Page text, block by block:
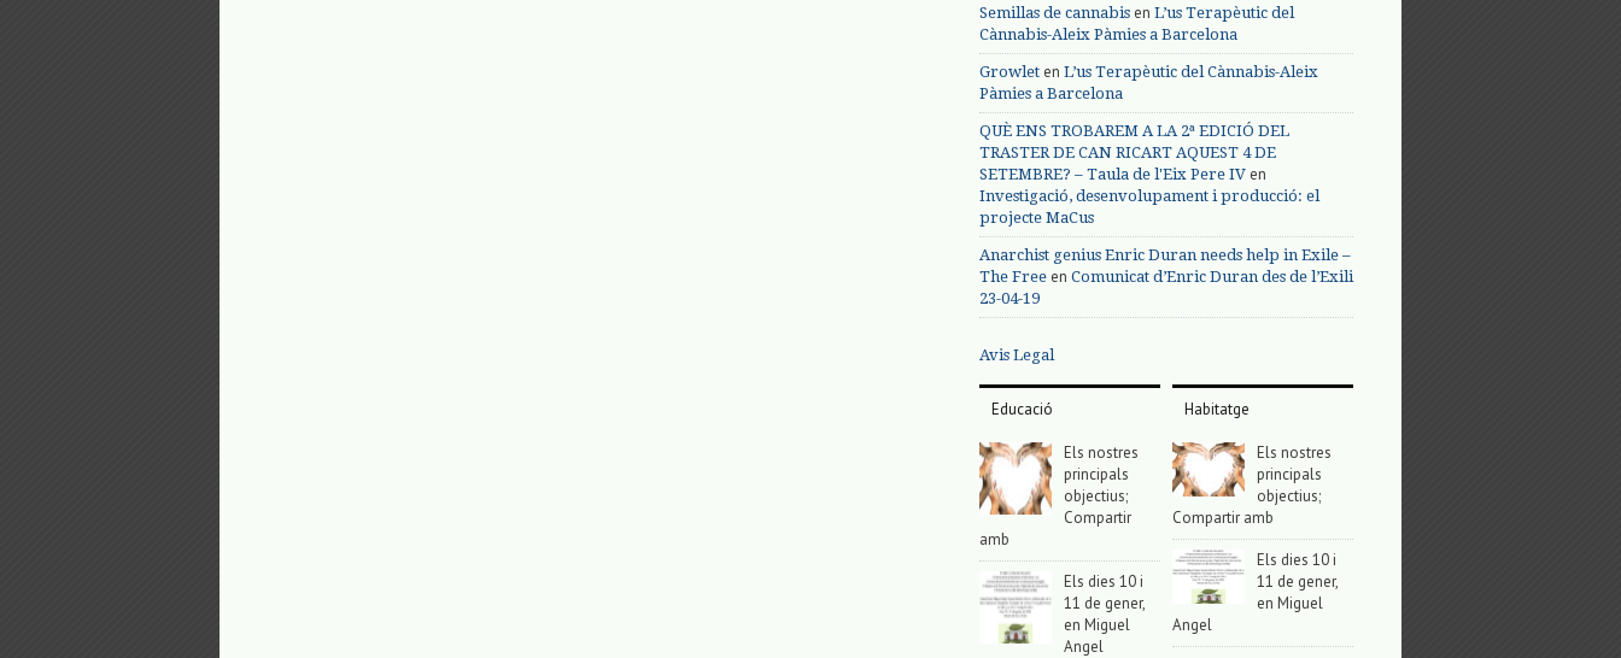
Semillas de cannabis en L’us Terapèutic del
Cànnabis-Aleix Pàmies a Barcelona
Growlet en L’us Terapèutic del Cànnabis-Aleix
Pàmies a Barcelona
QUÈ ENS TROBAREM A LA 2ª EDICIÓ DEL
TRASTER DE CAN RICART AQUEST 4 DE
SETEMBRE? – Taula de l'Eix Pere IV en
Investigació, desenvolupament i producció: el
projecte MaCus
Anarchist genius Enric Duran needs help in Exile –
The Free en Comunicat d’Enric Duran des de l’Exili
23-04-19
Avis Legal
Educació
Els nostres
principals
objectius;
Compartir
amb
Els dies 10 i
11 de gener,
en Miguel
Angel
Habitatge
Els nostres
principals
objectius;
Compartir amb
Els dies 10 i
11 de gener,
en Miguel
Angel